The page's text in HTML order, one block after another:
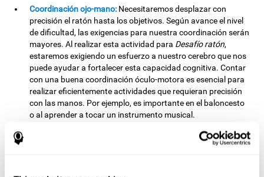
Coordinación ojo-mano: Necesitaremos desplazar con
precisión el ratón hasta los objetivos. Según avance el nivel
de dificultad, las exigencias para nuestra coordinación serán
mayores. Al realizar esta actividad para Desafío ratón,
estaremos exigiendo un esfuerzo a nuestro cerebro que nos
puede ayudar a fortalecer esta capacidad cognitiva. Contar
con una buena coordinación óculo-motora es esencial para
realizar eficientemente actividades que requieran precisión
con las manos. Por ejemplo, es importante en el baloncesto
o al aprender a tocar un instrumento musical.
Según avancemos en la dificultad del
juego, más complejas serán las trabas que se nos presenten.